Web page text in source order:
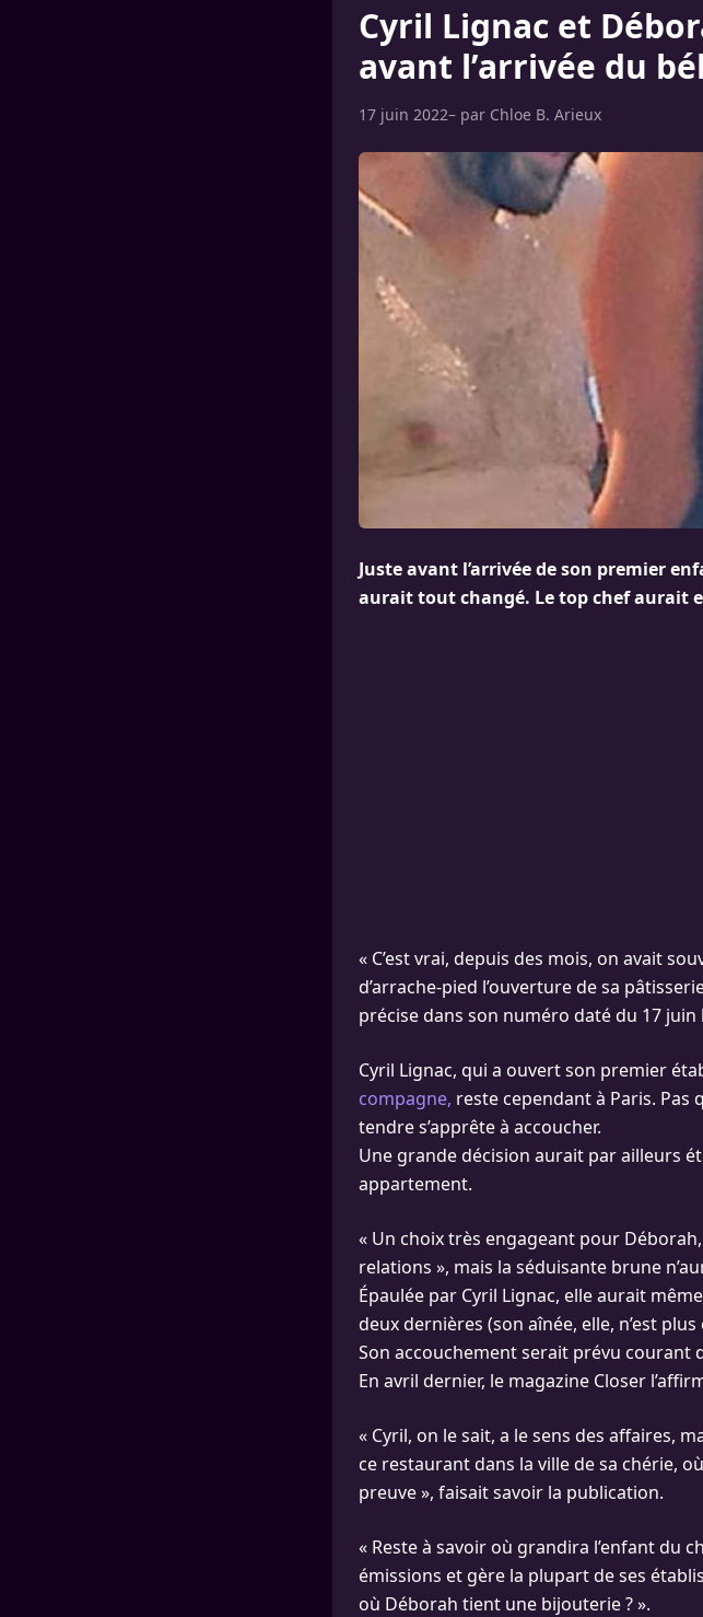
Cyril Lignac et
avant l’arrivée du
17 juin 2022– par Chloe B. Arieux
Juste avant l’arrivée de son premier
aurait tout changé. Le top chef aurait
« C’est vrai, depuis des mois, on avait
d’arrache-pied l’ouverture de sa
précise dans son numéro daté du 17
Cyril Lignac, qui a ouvert son premier
compagne, reste cependant à Paris. Pas
tendre s’apprête à accoucher.
Une grande décision aurait par ailleurs
appartement.
« Un choix très engageant pour
relations », mais la séduisante brune
Épaulée par Cyril Lignac, elle aurait
deux dernières (son aînée, elle, n’est plus
Son accouchement serait prévu courant
En avril dernier, le magazine Closer
« Cyril, on le sait, a le sens des affaires,
ce restaurant dans la ville de sa chérie,
preuve », faisait savoir la publication.
« Reste à savoir où grandira l’enfant du
émissions et gère la plupart de ses
où Déborah tient une bijouterie ? ».